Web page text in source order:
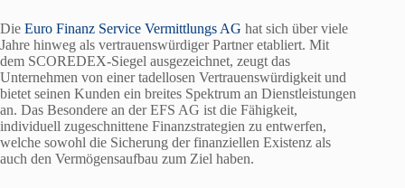
Die Euro Finanz Service Vermittlungs AG hat sich über viele
Jahre hinweg als vertrauenswürdiger Partner etabliert. Mit
dem SCOREDEX-Siegel ausgezeichnet, zeugt das
Unternehmen von einer tadellosen Vertrauenswürdigkeit und
bietet seinen Kunden ein breites Spektrum an Dienstleistungen
an. Das Besondere an der EFS AG ist die Fähigkeit,
individuell zugeschnittene Finanzstrategien zu entwerfen,
welche sowohl die Sicherung der finanziellen Existenz als
auch den Vermögensaufbau zum Ziel haben.